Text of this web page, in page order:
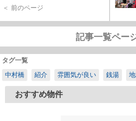
＜ 前のページ
記事一覧ペー
タグ一覧
中村橋
紹介 雰囲気が良い 銭湯
おすすめ物件